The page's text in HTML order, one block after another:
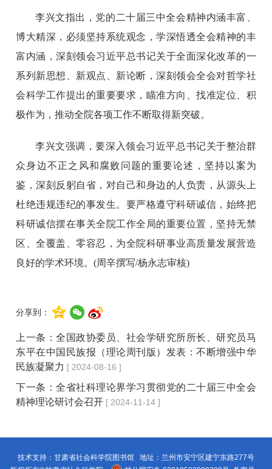
李兴文指出，党的二十届三中全会精神内涵丰富、
博大精深，必须坚持系统观念，学深悟透全会精神的丰
富内涵，深刻领会习近平总书记关于全面深化改革的一
系列新思想、新观点、新论断，深刻领会全会对哲学社
会科学工作提出的重要要求，瞄准方向、找准定位、积
极作为，推动全院各项工作不断取得新突破。
李兴文强调，要深入领会习近平总书记关于整治群
众身边不正之风和腐败问题的重要论述，坚持以案为
鉴，深刻反躬自省，对自己和身边的人负责，从源头上
杜绝违规违纪的事发生。要严格遵守科研诚信，始终把
科研诚信摆在事关全院工作全局的重要位置，坚持无禁
区、全覆盖、零容忍，为全院科研事业高质量发展营造
良好的学术环境。(周辛撰写/杨永志审核)
分享到：
上一条：全国政协委员、社会学研究所所长、研究员马
东平在中国民族报（理论周刊版）发表：不断增强中华
民族凝聚力 [ 2024-08-16 ]
下一条：全省社科理论界学习贯彻党的二十届三中全会
精神理论研讨会召开 [ 2024-11-14 ]
技术支持：甘肃省社会科学院图书馆 地址：兰州市安宁区建宁东路277号